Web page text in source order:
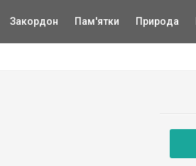
Закордон Пам'ятки Природа